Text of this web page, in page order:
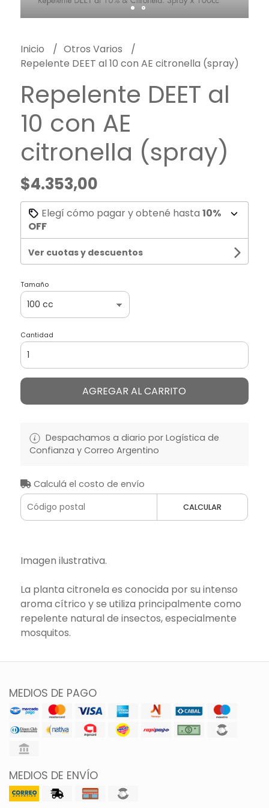
Inicio
Otros Varios
Repelente DEET al 10 con AE citronella (spray)
Repelente DEET al
10 con AE
citronella (spray)
$4.353,00
Elegí cómo pagar y obtené hasta 10%
OFF
Ver cuotas y descuentos
Tamaño
Cantidad
AGREGAR AL CARRITO
Despachamos a diario por Logística de
Confianza y Correo Argentino
Calculá el costo de envío
CALCULAR
Imagen ilustrativa.
La planta citronela es conocida por su intenso
aroma cítrico y se utiliza principalmente como
repelente natural de insectos, especialmente
mosquitos.
MEDIOS DE PAGO
MEDIOS DE ENVÍO